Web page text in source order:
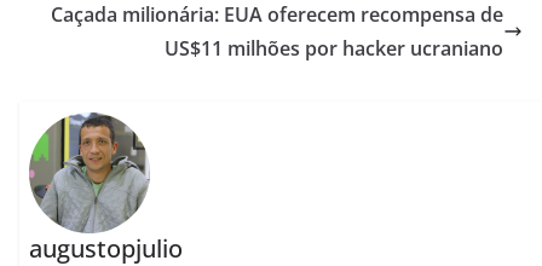
Caçada milionária: EUA oferecem recompensa de
US$11 milhões por hacker ucraniano
augustopjulio